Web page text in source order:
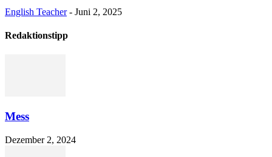
English Teacher - Juni 2, 2025
Redaktionstipp
Mess
Dezember 2, 2024